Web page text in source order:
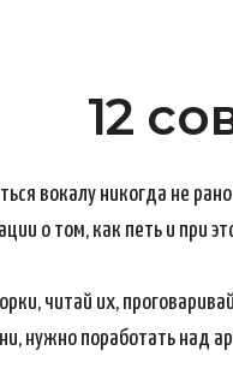
12
вокалу никогда не
о том, как петь и при
читай их,
нужно поработать над